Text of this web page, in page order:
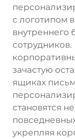
с логотипом
внутреннего
зачастую
ящиках
становятся
укрепляя